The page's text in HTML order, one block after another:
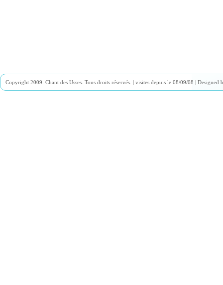
Copyright 2009. Chant des Usses. Tous droits réservés. | visites depuis le 08/09/08 | Designed